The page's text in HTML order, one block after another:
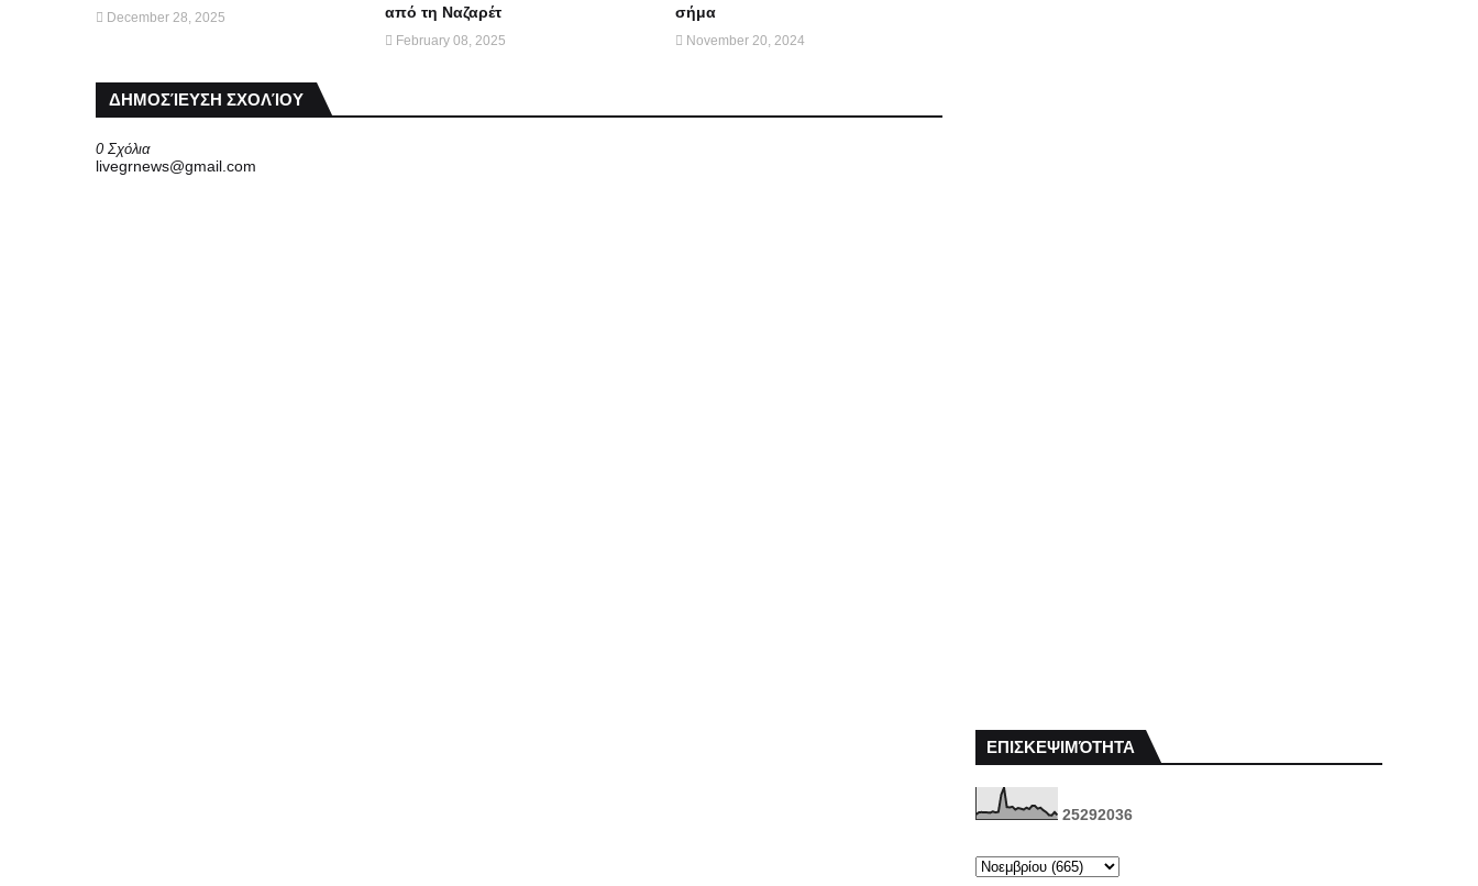
December 28, 2025
από τη Ναζαρέτ
February 08, 2025
σήμα
November 20, 2024
ΔΗΜΟΣΊΕΥΣΗ ΣΧΟΛΊΟΥ
0 Σχόλια
livegrnews@gmail.com
ΕΠΙΣΚΕΨΙΜΌΤΗΤΑ
25292036